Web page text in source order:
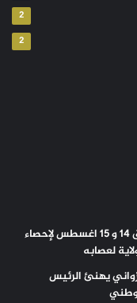
2
2
كيفه/ تحديد يومي الجمعة و السبت الموافق 14 و 15 اغسطس لإحصاء
لعصابه
يهنئ الرئيس